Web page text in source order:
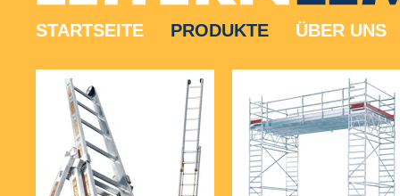
STARTSEITE PRODUKTE ÜBER UNS